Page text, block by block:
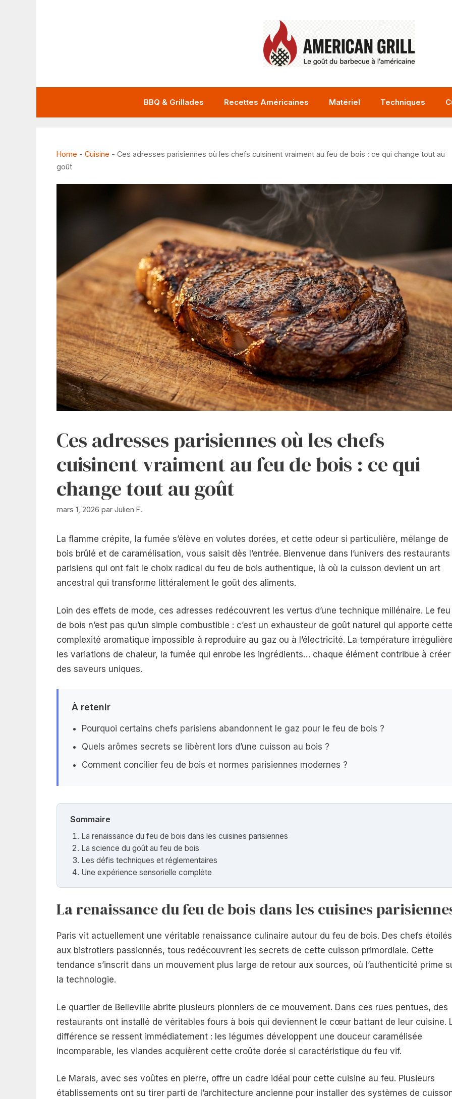
BBQ & Grillades Recettes Américaines Matériel Techniques
Home - Cuisine - Ces adresses parisiennes où les chefs cuisinent vraiment au feu de bois : ce qui change tout au
goût
Ces adresses parisiennes où les chefs
cuisinent vraiment au feu de bois : ce qui
change tout au goût
mars 1, 2026 par Julien F.
La flamme crépite, la fumée s’élève en volutes dorées, et cette odeur si particulière, mélange de
bois brûlé et de caramélisation, vous saisit dès l’entrée. Bienvenue dans l’univers des restaurants
parisiens qui ont fait le choix radical du feu de bois authentique, là où la cuisson devient un art
ancestral qui transforme littéralement le goût des aliments.
Loin des effets de mode, ces adresses redécouvrent les vertus d’une technique millénaire. Le feu
de bois n’est pas qu’un simple combustible : c’est un exhausteur de goût naturel qui apporte
complexité aromatique impossible à reproduire au gaz ou à l’électricité. La température
les variations de chaleur, la fumée qui enrobe les ingrédients… chaque élément contribue à créer
des saveurs uniques.
À retenir
Pourquoi certains chefs parisiens abandonnent le gaz pour le feu de bois ?
Quels arômes secrets se libèrent lors d’une cuisson au bois ?
Comment concilier feu de bois et normes parisiennes modernes ?
Sommaire
La renaissance du feu de bois dans les cuisines parisiennes
La science du goût au feu de bois
Les défis techniques et réglementaires
Une expérience sensorielle complète
La renaissance du feu de bois dans les cuisines
Paris vit actuellement une véritable renaissance culinaire autour du feu de bois. Des chefs étoilés
aux bistrotiers passionnés, tous redécouvrent les secrets de cette cuisson primordiale. Cette
tendance s’inscrit dans un mouvement plus large de retour aux sources, où l’authenticité prime
la technologie.
Le quartier de Belleville abrite plusieurs pionniers de ce mouvement. Dans ces rues pentues, des
restaurants ont installé de véritables fours à bois qui deviennent le cœur battant de leur cuisine.
différence se ressent immédiatement : les légumes développent une douceur caramélisée
incomparable, les viandes acquièrent cette croûte dorée si caractéristique du feu vif.
Le Marais, avec ses voûtes en pierre, offre un cadre idéal pour cette cuisine au feu. Plusieurs
établissements ont su tirer parti de l’architecture ancienne pour installer des systèmes de